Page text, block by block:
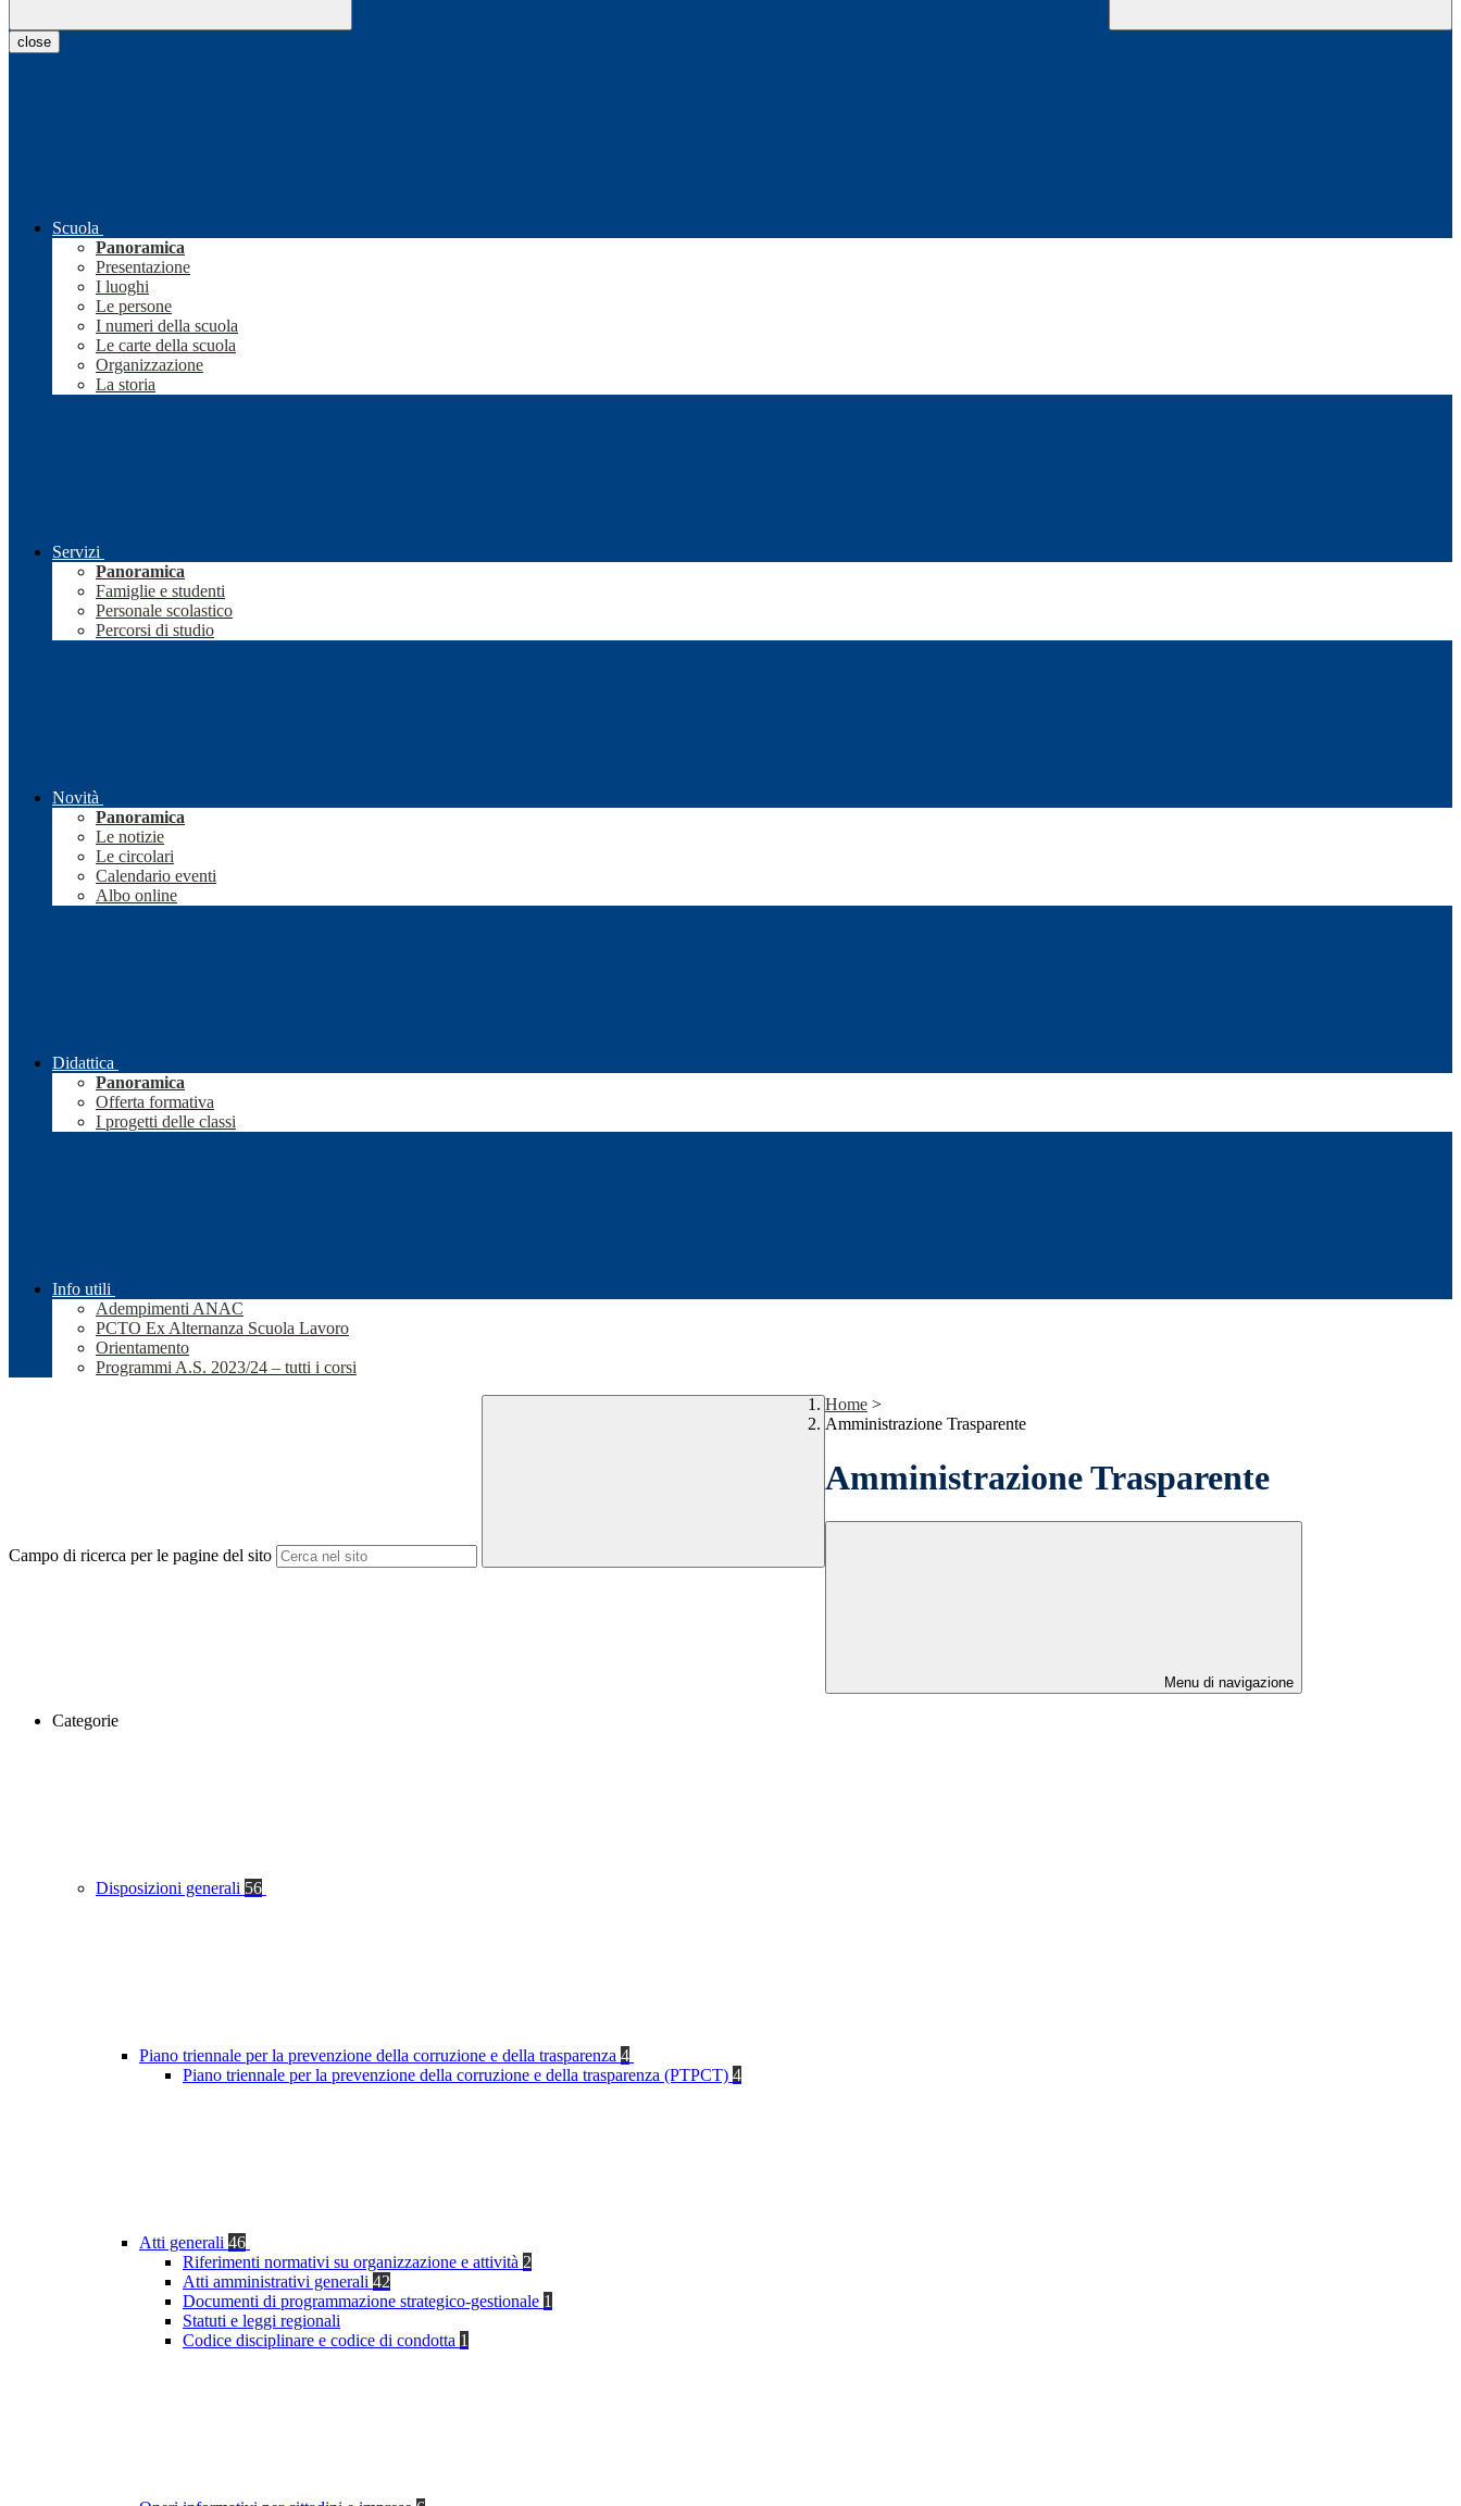
close
Scuola
Panoramica
Presentazione
I luoghi
Le persone
I numeri della scuola
Le carte della scuola
Organizzazione
La storia
Servizi
Panoramica
Famiglie e studenti
Personale scolastico
Percorsi di studio
Novità
Panoramica
Le notizie
Le circolari
Calendario eventi
Albo online
Didattica
Panoramica
Offerta formativa
I progetti delle classi
Info utili
Adempimenti ANAC
PCTO Ex Alternanza Scuola Lavoro
Orientamento
Programmi A.S. 2023/24 – tutti i corsi
Campo di ricerca per le pagine del sito
Home >
Amministrazione Trasparente
Amministrazione Trasparente
Menu di navigazione
Categorie
Disposizioni generali 56
Piano triennale per la prevenzione della corruzione e della trasparenza 4
Piano triennale per la prevenzione della corruzione e della trasparenza (PTPCT) 4
Atti generali 46
Riferimenti normativi su organizzazione e attività 2
Atti amministrativi generali 42
Documenti di programmazione strategico-gestionale 1
Statuti e leggi regionali
Codice disciplinare e codice di condotta 1